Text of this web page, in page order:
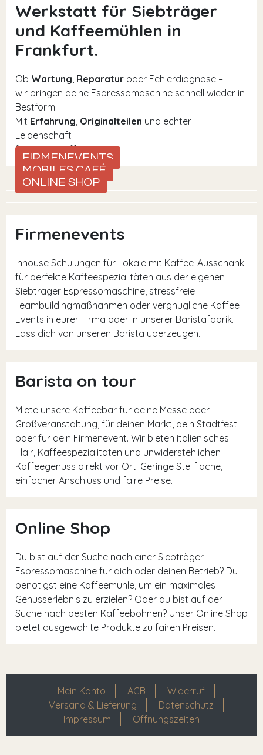
Werkstatt für Siebträger
und Kaffeemühlen in
Frankfurt.
Ob Wartung, Reparatur oder Fehlerdiagnose –
wir bringen deine Espressomaschine schnell wieder in
Bestform.
Mit Erfahrung, Originalteilen und echter
Leidenschaft
für guten Kaffee.
FIRMENEVENTS
MOBILES CAFÉ
ONLINE SHOP
Firmenevents
Inhouse Schulungen für Lokale mit Kaffee-Ausschank
für perfekte Kaffeespezialitäten aus der eigenen
Siebträger Espressomaschine, stressfreie
Teambuildingmaßnahmen oder vergnügliche Kaffee
Events in eurer Firma oder in unserer Baristafabrik.
Lass dich von unseren Barista überzeugen.
Barista on tour
Miete unsere Kaffeebar für deine Messe oder
Großveranstaltung, für deinen Markt, dein Stadtfest
oder für dein Firmenevent. Wir bieten italienisches
Flair, Kaffeespezialitäten und unwiderstehlichen
Kaffeegenuss direkt vor Ort. Geringe Stellfläche,
einfacher Anschluss und faire Preise.
Online Shop
Du bist auf der Suche nach einer Siebträger
Espressomaschine für dich oder deinen Betrieb? Du
benötigst eine Kaffeemühle, um ein maximales
Genusserlebnis zu erzielen? Oder du bist auf der
Suche nach besten Kaffeebohnen? Unser Online Shop
bietet ausgewählte Produkte zu fairen Preisen.
Mein Konto AGB
Widerruf
Versand & Lieferung
Datenschutz
Impressum
Öffnungszeiten